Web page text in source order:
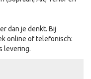
dan je denkt. Bij
online of telefonisch:
levering.